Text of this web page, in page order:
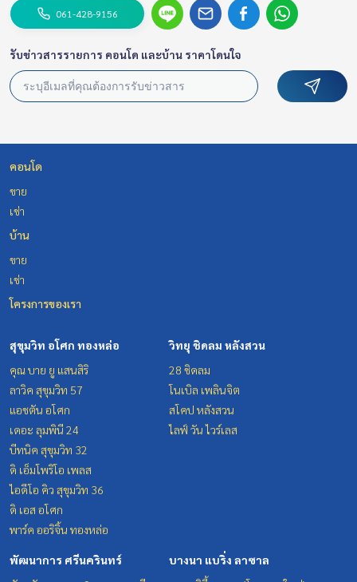
061-428-9156
รับข่าวสารรายการ คอนโด และบ้าน ราคาโดนใจ
คอนโด
ขาย
เช่า
บ้าน
ขาย
เช่า
โครงการของเรา
สุขุมวิท อโศก ทองหล่อ
คุณ บาย ยู แสนสิริ
ลาวิค สุขุมวิท 57
แอชตัน อโศก
เดอะ ลุมพินี 24
บีทนิค สุขุมวิท 32
ดิ เอ็มโพริโอ เพลส
ไอดีโอ คิว สุขุมวิท 36
ดิ เอส อโศก
พาร์ค ออริจิ้น ทองหล่อ
วิทยุ ชิดลม หลังสวน
28 ชิดลม
โนเบิล เพลินจิต
สโคป หลังสวน
ไลฟ์ วัน ไวร์เลส
พัฒนาการ ศรีนครินทร์
บางนา แบริ่ง ลาซาล